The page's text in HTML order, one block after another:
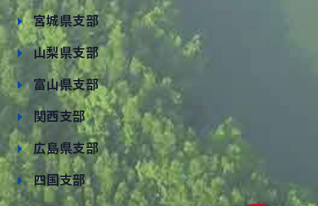
宮城県支部
山梨県支部
富山県支部
関西支部
広島県支部
四国支部